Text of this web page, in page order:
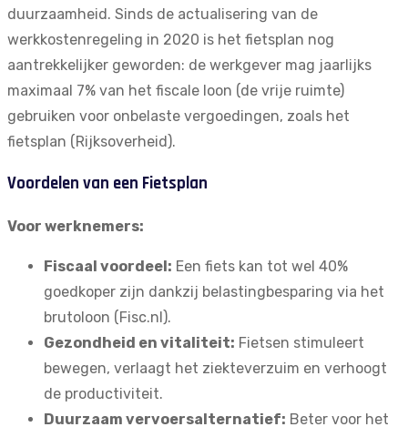
duurzaamheid. Sinds de actualisering van de
werkkostenregeling in 2020 is het fietsplan nog
aantrekkelijker geworden: de werkgever mag jaarlijks
maximaal 7% van het fiscale loon (de vrije ruimte)
gebruiken voor onbelaste vergoedingen, zoals het
fietsplan (Rijksoverheid).
Voordelen van een Fietsplan
Voor werknemers:
Fiscaal voordeel: Een fiets kan tot wel 40%
goedkoper zijn dankzij belastingbesparing via het
brutoloon (Fisc.nl).
Gezondheid en vitaliteit: Fietsen stimuleert
bewegen, verlaagt het ziekteverzuim en verhoogt
de productiviteit.
Duurzaam vervoersalternatief: Beter voor het